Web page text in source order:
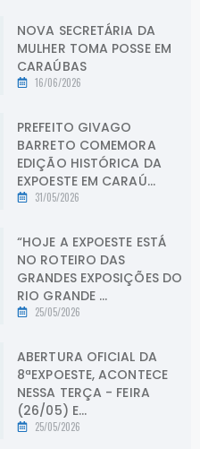
NOVA SECRETÁRIA DA
MULHER TOMA POSSE EM
CARAÚBAS
16/06/2026
PREFEITO GIVAGO
BARRETO COMEMORA
EDIÇÃO HISTÓRICA DA
EXPOESTE EM CARAÚ...
31/05/2026
“HOJE A EXPOESTE ESTÁ
NO ROTEIRO DAS
GRANDES EXPOSIÇÕES DO
RIO GRANDE ...
25/05/2026
ABERTURA OFICIAL DA
8ªEXPOESTE, ACONTECE
NESSA TERÇA - FEIRA
(26/05) E...
25/05/2026